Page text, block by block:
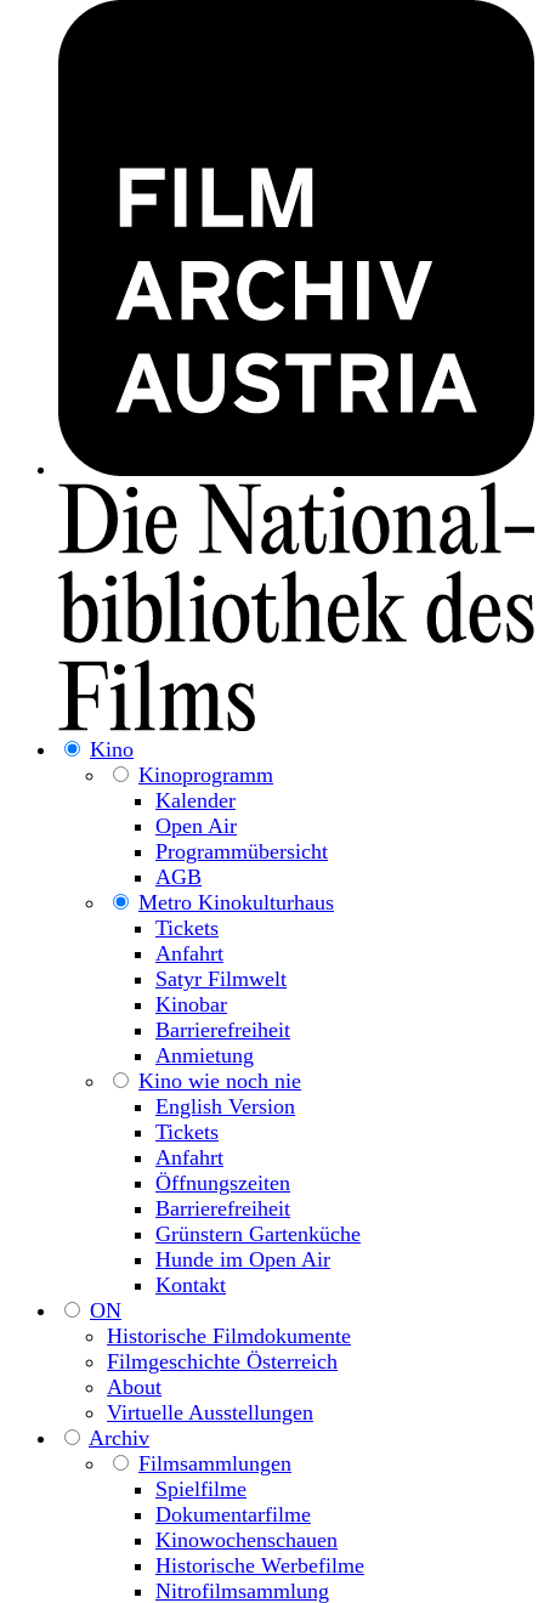
Kino
Kinoprogramm
Kalender
Open Air
Programmübersicht
AGB
Metro Kinokulturhaus
Tickets
Anfahrt
Satyr Filmwelt
Kinobar
Barrierefreiheit
Anmietung
Kino wie noch nie
English Version
Tickets
Anfahrt
Öffnungszeiten
Barrierefreiheit
Grünstern Gartenküche
Hunde im Open Air
Kontakt
ON
Historische Filmdokumente
Filmgeschichte Österreich
About
Virtuelle Ausstellungen
Archiv
Filmsammlungen
Spielfilme
Dokumentarfilme
Kinowochenschauen
Historische Werbefilme
Nitrofilmsammlung